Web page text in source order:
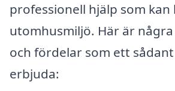
professionell hjälp som kan
utomhusmiljö. Här är
och fördelar som ett
erbjuda: